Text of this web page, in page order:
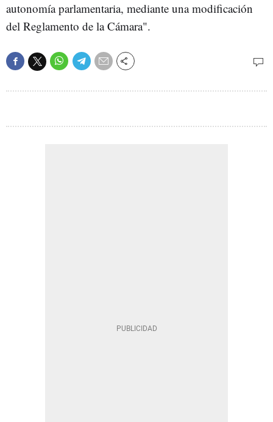
autonomía parlamentaria, mediante una modificación
del Reglamento de la Cámara".